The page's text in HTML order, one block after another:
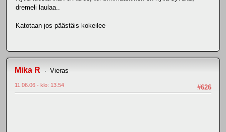
dremeli laulaa..
Katotaan jos päästäis kokeilee
Mika R Vieras
#626
11.06.06 - klo: 13.54